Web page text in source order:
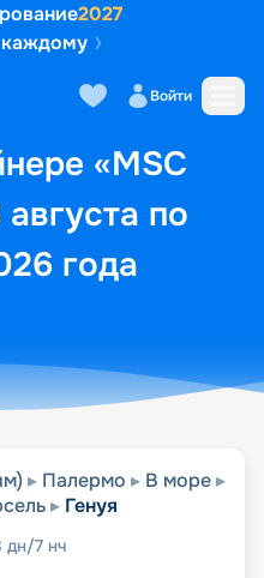
2027
Войти
«MSC
по
года
Маршрут и
Палермо
В море
Генуя
дн/7 нч